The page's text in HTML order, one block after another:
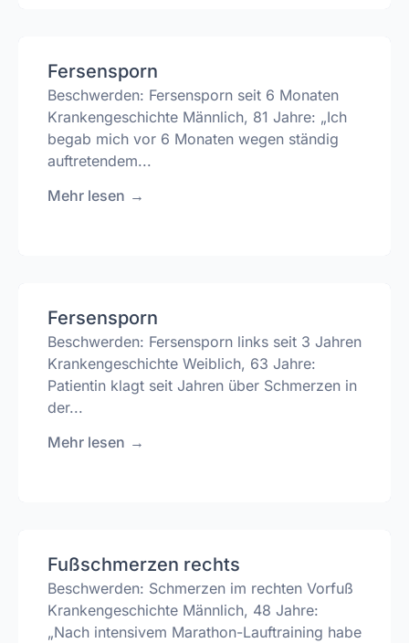
Fersensporn
Beschwerden: Fersensporn seit 6 Monaten
Krankengeschichte Männlich, 81 Jahre: „Ich
begab mich vor 6 Monaten wegen ständig
auftretendem...
Mehr lesen →
Fersensporn
Beschwerden: Fersensporn links seit 3 Jahren
Krankengeschichte Weiblich, 63 Jahre:
Patientin klagt seit Jahren über Schmerzen in
der...
Mehr lesen →
Fußschmerzen rechts
Beschwerden: Schmerzen im rechten Vorfuß
Krankengeschichte Männlich, 48 Jahre:
„Nach intensivem Marathon-Lauftraining habe